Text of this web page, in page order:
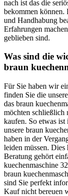
nach ist das die
bekommen können.
und Handhabung
Erfahrungen
geblieben sind.
Was sind die
braun
Für Sie haben wir
finden Sie die
das braun
möchten schließlich
kaufen. So etwas ist
unsere braun
haben in der
leiden müssen.
Beratung gehört
kuechenmaschine
braun
sind Sie perfekt
Kauf nicht bereuen